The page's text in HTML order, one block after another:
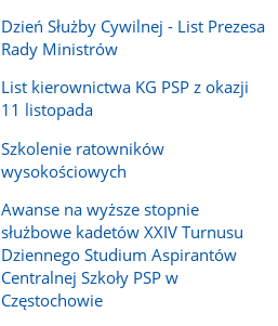
Dzień Służby Cywilnej - List Prezesa
Rady Ministrów
List kierownictwa KG PSP z okazji
11 listopada
Szkolenie ratowników
wysokościowych
Awanse na wyższe stopnie
służbowe kadetów XXIV Turnusu
Dziennego Studium Aspirantów
Centralnej Szkoły PSP w
Częstochowie